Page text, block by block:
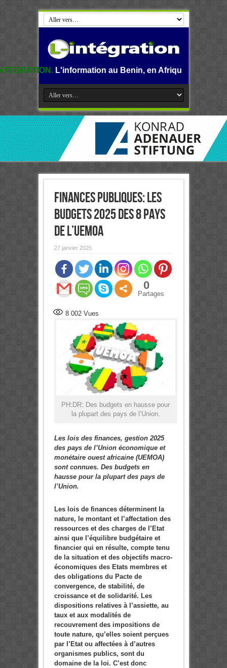
au Benin, en Afrique et dans le monde.
Finances publiques: Les
budgets 2025 des 8 pays
de l’Uemoa
27 janvier 2025
0
Partages
8 002Vues
PH:DR: Des budgets en hausse pour
la plupart des pays de l’Union.
Les lois des finances, gestion 2025
des pays de l’Union économique et
monétaire ouest africaine (UEMOA)
sont connues. Des budgets en
hausse pour la plupart des pays de
l’Union.
Les lois de finances déterminent la
nature, le montant et l’affectation des
ressources et des charges de l’Etat
ainsi que l’équilibre budgétaire et
financier qui en résulte, compte tenu
de la situation et des objectifs macro-
économiques des Etats membres et
des obligations du Pacte de
convergence, de stabilité, de
croissance et de solidarité. Les
dispositions relatives à l’assiette, au
taux et aux modalités de
recouvrement des impositions de
toute nature, qu’elles soient perçues
par l’Etat ou affectées à d’autres
organismes publics, sont du
domaine de la loi. C’est donc